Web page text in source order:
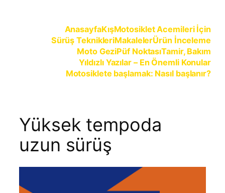
AnasayfaKışMotosiklet Acemileri İçin
Sürüş TeknikleriMakalelerÜrün İnceleme
Moto GeziPüf NoktasıTamir, Bakım
Yıldızlı Yazılar – En Önemli Konular
Motosiklete başlamak: Nasıl başlanır?
Yüksek tempoda
uzun sürüş